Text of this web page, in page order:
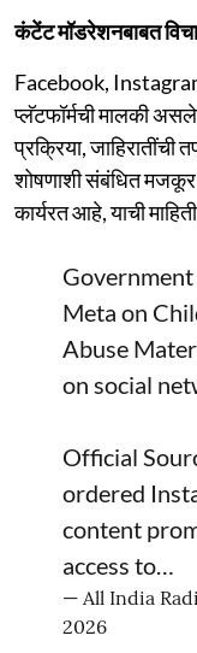
कंटेंट मॉडरेशनबाबत
Facebook,
प्लॅटफॉर्मची मालकी
प्रक्रिया,
शोषणाशी संबंधित
कार्यरत आहे, याची
Meta on
Abuse
on social
Official
ordered
content
access to…
— All India
2026